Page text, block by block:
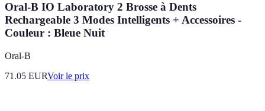
Oral-B IO Laboratory 2 Brosse à Dents
Rechargeable 3 Modes Intelligents + Accessoires -
Couleur : Bleue Nuit
Oral-B
71.05 EURVoir le prix